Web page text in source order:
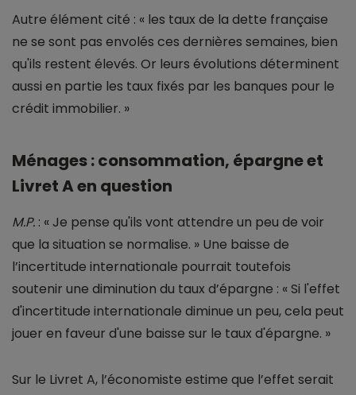
Autre élément cité : « les taux de la dette française
ne se sont pas envolés ces dernières semaines, bien
qu'ils restent élevés. Or leurs évolutions déterminent
aussi en partie les taux fixés par les banques pour le
crédit immobilier. »
Ménages : consommation, épargne et
Livret A en question
M.P. : « Je pense qu'ils vont attendre un peu de voir
que la situation se normalise. » Une baisse de
l’incertitude internationale pourrait toutefois
soutenir une diminution du taux d’épargne : « Si l'effet
d'incertitude internationale diminue un peu, cela peut
jouer en faveur d'une baisse sur le taux d'épargne. »
Sur le Livret A, l’économiste estime que l’effet serait